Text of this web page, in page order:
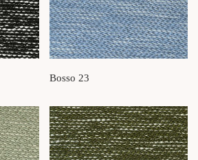
Bosso 23